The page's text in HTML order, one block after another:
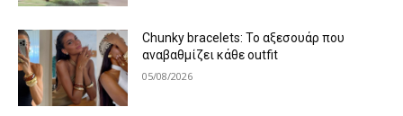
Chunky bracelets: Το αξεσουάρ που
αναβαθμίζει κάθε outfit
05/08/2026